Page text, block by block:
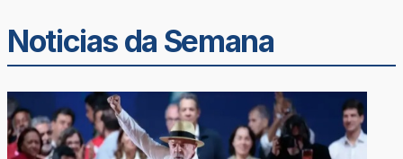
Noticias da Semana